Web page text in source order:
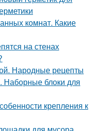
комнат. Какие
на стенах
Народные рецепты
Наборные блоки для
крепления к